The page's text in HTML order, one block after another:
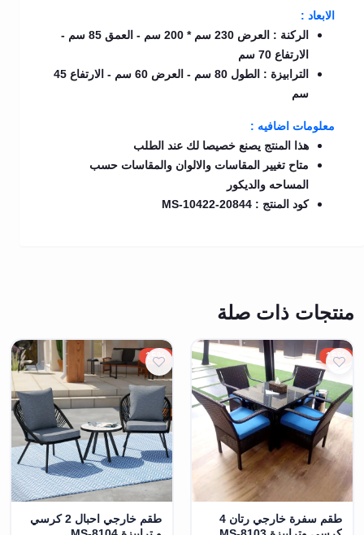
الابعاد :
الركنة : العرض 230 سم * 200 سم - العمق 85 سم -
الارتفاع 70 سم
الترابيزة : الطول 80 سم - العرض 60 سم - الارتفاع 45
سم
معلومات اضافيه :
هذا المنتج يصنع خصيصا لك عند الطلب
متاح تغيير المقاسات والالوان والمقاسات حسب
المساحه والديكور
كود المنتج : MS-10422-20844
منتجات ذات صلة
15%
طقم سفرة خارجي رتان 4
15%
طقم خارجي احبال 2 كرسي